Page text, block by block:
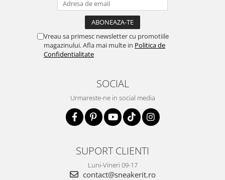
Vreau sa primesc newsletter cu promotiile
magazinului. Afla mai multe in Politica de
Confidentialitate
SOCIAL
Urmareste-ne in social media
SUPORT CLIENTI
Luni-Vineri 09-17
contact@sneakerit.ro